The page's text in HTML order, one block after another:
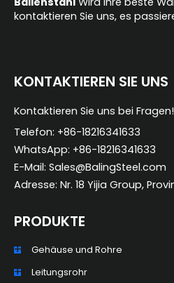
kontaktieren Sie uns, es
KONTAKTIEREN SIE UNS
Kontaktieren Sie uns bei Fragen!
Telefon: +86-18216341633
WhatsApp: +86-18216341633
E-Mail: Sales@BalingSteel.com
Adresse: Nr. 18 Yijia Group,
PRODUKTE
Gehäuse und Rohre
Leitungsrohr